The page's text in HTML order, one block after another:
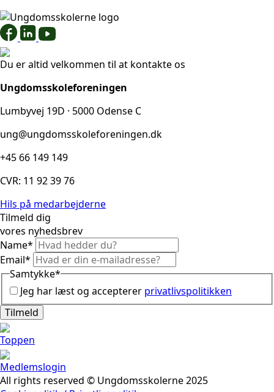
Du er altid velkommen til at kontakte os
Ungdomsskoleforeningen
Lumbyvej 19D · 5000 Odense C
ung@ungdomsskoleforeningen.dk
+45 66 149 149
CVR: 11 92 39 76
Hils på medarbejderne
Tilmeld dig
vores nyhedsbrev
Name*
Email*
Samtykke*
Jeg har læst og accepterer privatlivspolitikken
Tilmeld
Toppen
Medlemslogin
All rights reserved © Ungdomsskolerne 2025